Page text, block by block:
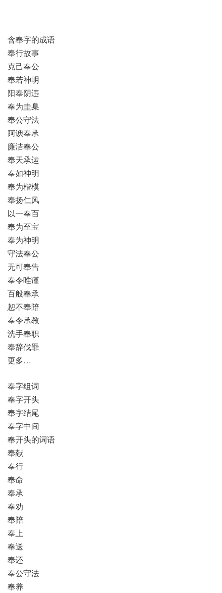
含奉字的成语
奉行故事
克己奉公
奉若神明
阳奉阴违
奉为圭臬
奉公守法
阿谀奉承
廉洁奉公
奉天承运
奉如神明
奉为楷模
奉扬仁风
以一奉百
奉为至宝
奉为神明
守法奉公
无可奉告
奉令唯谨
百般奉承
恕不奉陪
奉令承教
洗手奉职
奉辞伐罪
更多…
奉字组词
奉字开头
奉字结尾
奉字中间
奉开头的词语
奉献
奉行
奉命
奉承
奉劝
奉陪
奉上
奉送
奉还
奉公守法
奉养